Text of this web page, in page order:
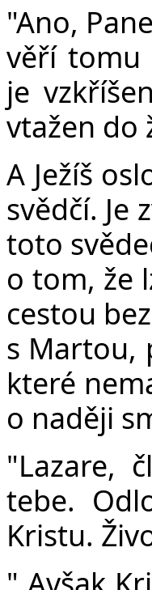
"Ano,
věří tomu
je
vtažen do
A Ježíš
svědčí. Je
toto
o tom, že
cestou
s Martou,
které
o naději
"Lazare,
tebe.
Kristu.